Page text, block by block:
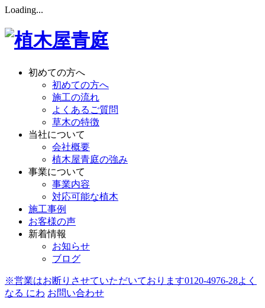
Loading...
初めての方へ
初めての方へ
施工の流れ
よくあるご質問
草木の特徴
当社について
会社概要
植木屋青庭の強み
事業について
事業内容
対応可能な植木
施工事例
お客様の声
新着情報
お知らせ
ブログ
※営業はお断りさせていただいております0120-4976-28よく
なる にわ お問い合わせ